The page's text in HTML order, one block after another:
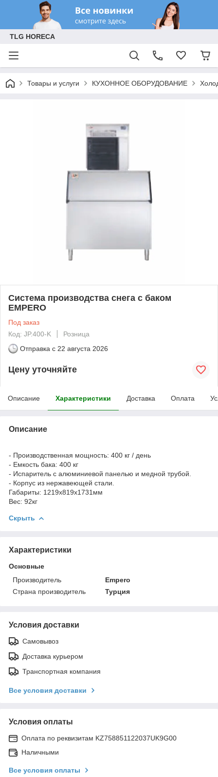
TLG HORECA
Товары и услуги КУХОННОЕ ОБОРУДОВАНИЕ
Система производства снега с баком
EMPERO
Под заказ
Код: JP.400-K
Розница
Отправка с 22 августа 2026
Цену уточняйте
Описание Характеристики Доставка Оплата
Описание
- Производственная мощность: 400 кг / день
- Емкость бака: 400 кг
- Испаритель с алюминиевой панелью и медной трубой.
- Корпус из нержавеющей стали.
Габариты: 1219х819х1731мм
Вес: 92кг
Скрыть
Характеристики
Основные
Производитель
Empero
Страна производитель
Турция
Условия доставки
Самовывоз
Доставка курьером
Транспортная компания
Все условия доставки
Условия оплаты
Оплата по реквизитам KZ758851122037UK9G00
Наличными
Все условия оплаты